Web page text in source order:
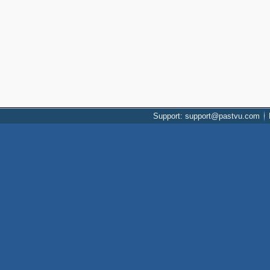
Support: support@pastvu.com